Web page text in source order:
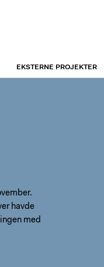
EKSTERNE PROJEKTER
havde
med